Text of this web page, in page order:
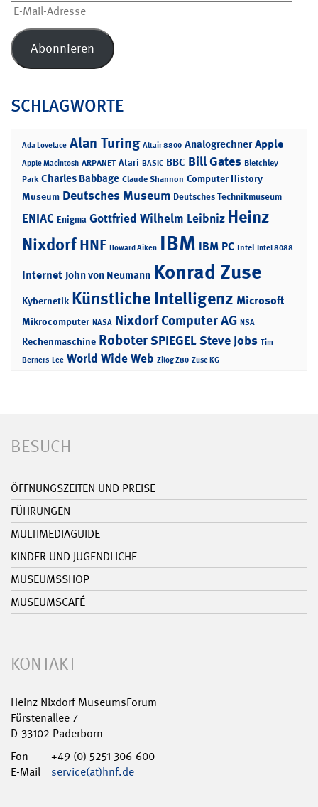
E-
Mail-
Adresse
Abonnieren
SCHLAGWORTE
Ada Lovelace Alan Turing Altair 8800 Analogrechner Apple
Apple Macintosh ARPANET Atari BASIC BBC Bill Gates Bletchley
Park Charles Babbage Claude Shannon Computer History
Museum Deutsches Museum Deutsches Technikmuseum
ENIAC Enigma Gottfried Wilhelm Leibniz Heinz
NixdorfHNF Howard Aiken IBM IBM PC Intel Intel 8088
Internet John von Neumann Konrad Zuse
Kybernetik Künstliche Intelligenz Microsoft
Mikrocomputer NASA Nixdorf Computer AG NSA
Rechenmaschine RoboterSPIEGELSteve Jobs Tim
Berners-Lee World Wide Web Zilog Z80 Zuse KG
BESUCH
ÖFFNUNGSZEITEN UND PREISE
FÜHRUNGEN
MULTIMEDIAGUIDE
KINDER UND JUGENDLICHE
MUSEUMSSHOP
MUSEUMSCAFÉ
KONTAKT
Heinz Nixdorf MuseumsForum
Fürstenallee 7
D-33102 Paderborn
Fon
+49 (0) 5251 306-600
E-Mail
service(at)hnf.de